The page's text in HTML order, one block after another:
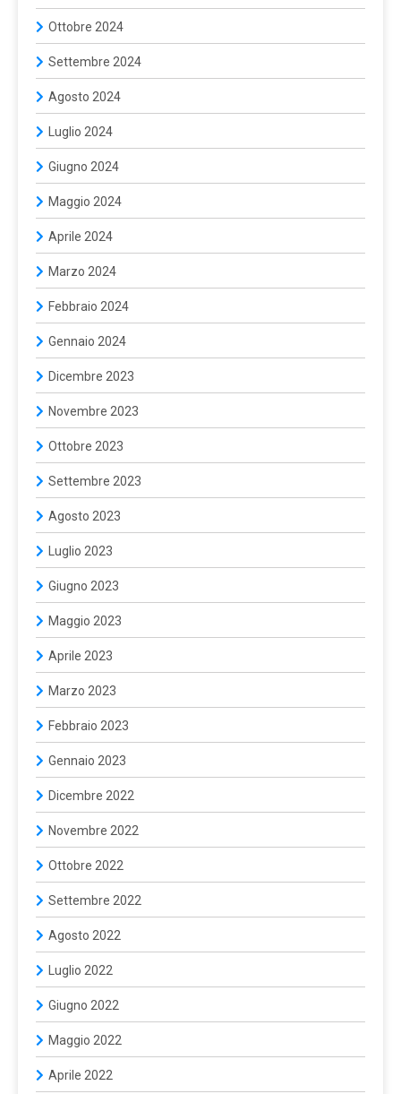
Ottobre 2024
Settembre 2024
Agosto 2024
Luglio 2024
Giugno 2024
Maggio 2024
Aprile 2024
Marzo 2024
Febbraio 2024
Gennaio 2024
Dicembre 2023
Novembre 2023
Ottobre 2023
Settembre 2023
Agosto 2023
Luglio 2023
Giugno 2023
Maggio 2023
Aprile 2023
Marzo 2023
Febbraio 2023
Gennaio 2023
Dicembre 2022
Novembre 2022
Ottobre 2022
Settembre 2022
Agosto 2022
Luglio 2022
Giugno 2022
Maggio 2022
Aprile 2022